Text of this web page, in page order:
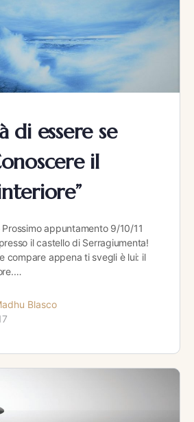
di essere se
il
appuntamento 9/10/11
il castello di Serragiumenta!
compare appena ti svegli è lui: il
Blasco